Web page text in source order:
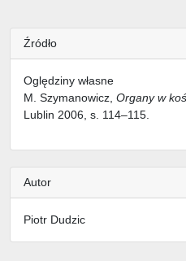
Źródło
Oględziny własne
M. Szymanowicz, Organy w
Lublin 2006, s. 114–115.
Autor
Piotr Dudzic